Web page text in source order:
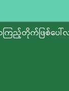
ကြည့်တိုက်ဖြစ်ပေါ်